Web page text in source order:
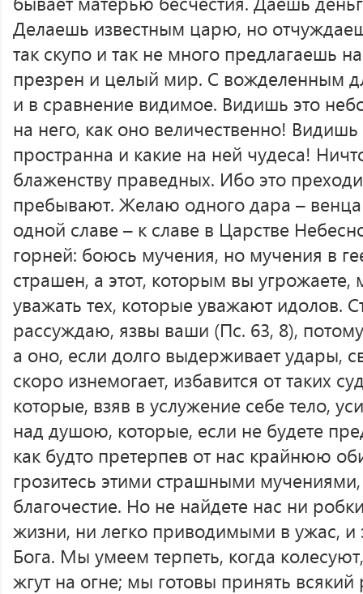
Делаешь известным царю, но
так скупо и так не много предлагаешь
презрен и целый мир. С вожделенным
и в сравнение видимое. Видишь это
на него, как оно величественно!
пространна и какие на ней чудеса!
блаженству праведных. Ибо это
пребывают. Желаю одного дара –
одной славе – к славе в Царстве
горней: боюсь мучения, но мучения в
страшен, а этот, которым вы
уважать тех, которые уважают идолов.
рассуждаю, язвы ваши (Пс. 63, 8),
а оно, если долго выдерживает удары,
скоро изнемогает, избавится от таких
которые, взяв в услужение себе тело,
над душою, которые, если не будете
как будто претерпев от нас крайнюю
грозитесь этими страшными
благочестие. Но не найдете нас ни
жизни, ни легко приводимыми в ужас, и
Бога. Мы умеем терпеть, когда
жгут на огне; мы готовы принять всякий